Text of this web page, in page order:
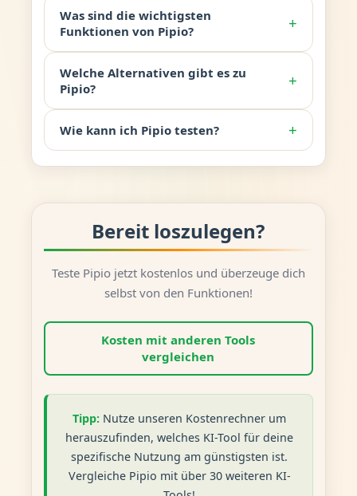
Was sind die wichtigsten
Funktionen von Pipio?
+
Welche Alternativen gibt es zu
Pipio?
+
Wie kann ich Pipio testen? +
Bereit loszulegen?
Teste Pipio jetzt kostenlos und überzeuge dich
selbst von den Funktionen!
Kosten mit anderen Tools
vergleichen
Tipp: Nutze unseren Kostenrechner um
herauszufinden, welches KI-Tool für deine
spezifische Nutzung am günstigsten ist.
Vergleiche Pipio mit über 30 weiteren KI-